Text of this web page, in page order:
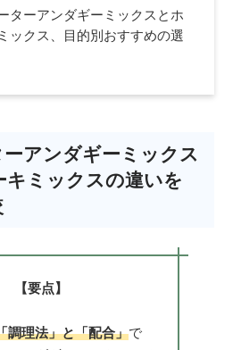
ターアンダギーミックスとホ
ックス、目的別おすすめの選
アンダギーミックス
キミックスの違いを
【要点】
調理法」と「配合」で